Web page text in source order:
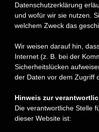
Datenschutzerklärung
und wofür wir sie nutzen.
welchem Zweck das
Wir weisen darauf hin,
Internet (z. B. bei der
Sicherheitslücken
der Daten vor dem Zugriff
Hinweis zur
Die verantwortliche Stelle
dieser Website ist: